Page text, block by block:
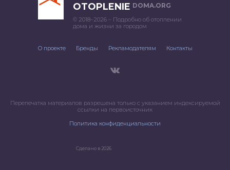
OTOPLENIE DOMA.ORG
© 2018–2026 – Подробно об отоплении
дома и жизни за городом
О проекте Бренды Рекламодателям Контакты
Перепечатка материалов разрешена только с указанием индексируемой
ссылки на первоисточник
Политика конфиденциальности
Сделано в 2026